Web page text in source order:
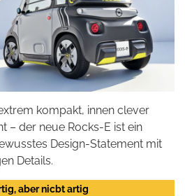
kompakt, innen clever
– der neue Rocks-E ist ein
Design-Statement mit
Details.
aber nicbt artig